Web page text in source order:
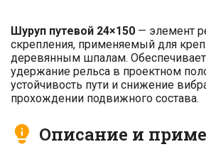
Шуруп путевой 24×150 — элемент
скрепления, применяемый для
деревянным шпалам.
удержание рельса в проектном
устойчивость пути и снижение
прохождении подвижного состава.
Описание и